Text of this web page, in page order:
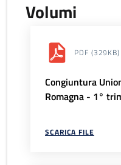
Volumi
PDF (329KB)
Congiuntura
Romagna - 1°
SCARICA FILE